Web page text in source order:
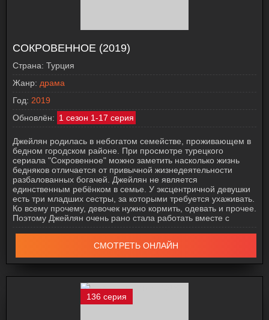
СОКРОВЕННОЕ (2019)
Страна: Турция
Жанр: драма
Год: 2019
Обновлён: 1 сезон 1-17 серия
Джейлян родилась в небогатом семействе, проживающем в
бедном городском районе. При просмотре турецкого
сериала "Сокровенное" можно заметить насколько жизнь
бедняков отличается от привычной жизнедеятельности
разбалованных богачей. Джейлян не является
единственным ребёнком в семье. У эксцентричной девушки
есть три младших сестры, за которыми требуется ухаживать.
Ко всему прочему, девочек нужно кормить, одевать и прочее.
Поэтому Джейлян очень рано стала работать вместе с
СМОТРЕТЬ ОНЛАЙН
136 серия